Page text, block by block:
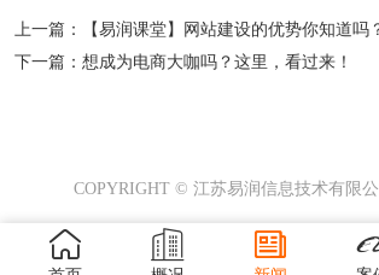
上一篇：【易润课堂】网站建设的优势你知道吗
下一篇：想成为电商大咖吗？这里，看过来！
COPYRIGHT © 江苏易润信息技术有限